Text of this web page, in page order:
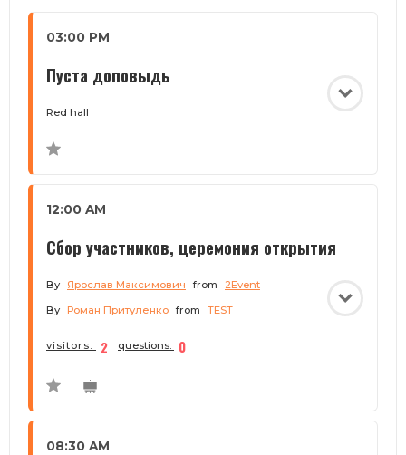
03:00 PM
Пуста доповыдь
Red hall
12:00 AM
Сбор участников, церемония открытия
By Ярослав Максимович from
2Event
By Роман Притуленко from TEST
visitors: 2 questions: 0
08:30 AM